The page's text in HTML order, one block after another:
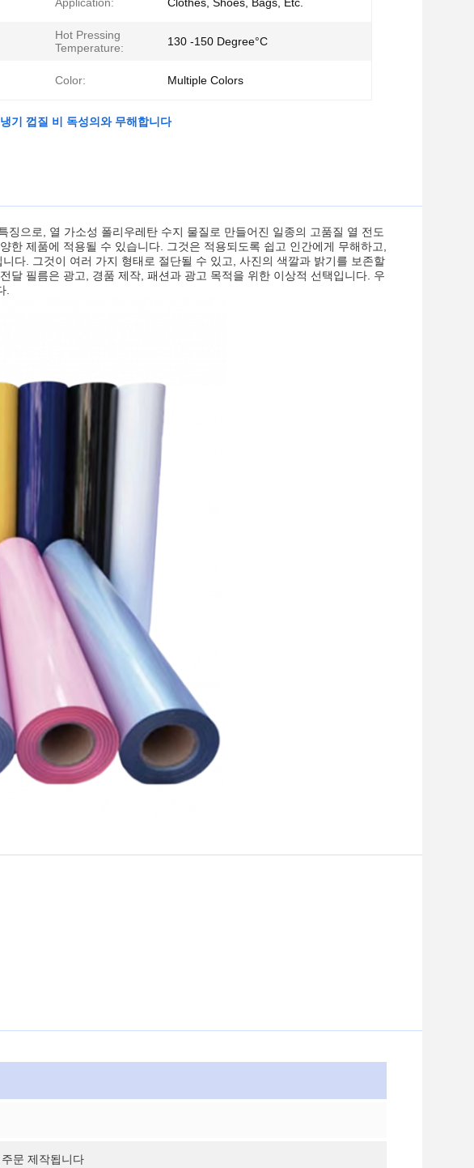
Hot Pressing
Temperature:
130 -150 Degree°C
Color: Multiple Colors
기 껍질 비 독성의와 무해합니다
으로, 열 가소성 폴리우레탄 수지 물질로 만들어진 일종의 고품질 열 전도
제품에 적용될 수 있습니다. 그것은 적용되도록 쉽고 인간에게 무해하고,
다. 그것이 여러 가지 형태로 절단될 수 있고, 사진의 색깔과 밝기를 보존할
달 필름은 광고, 경품 제작, 패션과 광고 목적을 위한 이상적 선택입니다. 우
.
문 제작됩니다